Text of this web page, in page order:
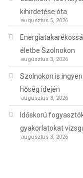
kihirdetése óta
augusztus 5, 2026
életbe Szolnokon
augusztus 3, 2026
Szolnokon is
hőség idején
augusztus 3, 2026
Időskorú
gyakorlatokat
augusztus 3, 2026